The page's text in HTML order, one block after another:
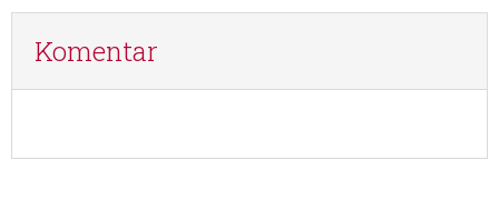
Komentar